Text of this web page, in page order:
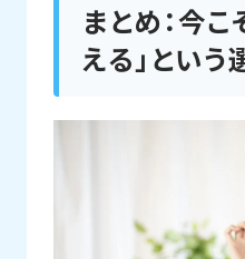
まとめ：今
える」という